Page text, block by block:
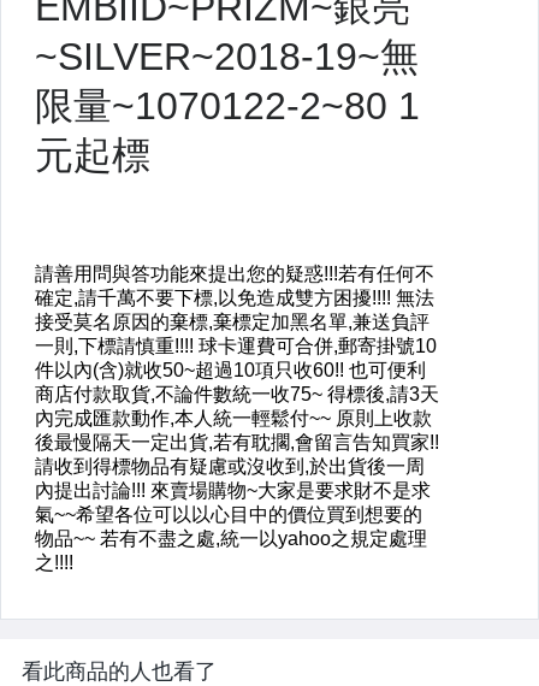
看此商品的人也看了